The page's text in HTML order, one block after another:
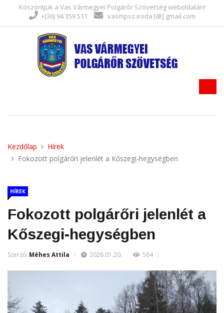
Köszöntjük a Vas Vármegyei Polgárőr Szövetség weboldalán!
+(36) 94 359 511
vasmpsz.iroda [@] gmail.com
Kezdőlap
Hírek
Fokozott polgárőri jelenlét a Kőszegi-hegységben
HÍREK
Fokozott polgárőri jelenlét a
Kőszegi-hegységben
Szerző: Méhes Attila 2026.01.20. 564